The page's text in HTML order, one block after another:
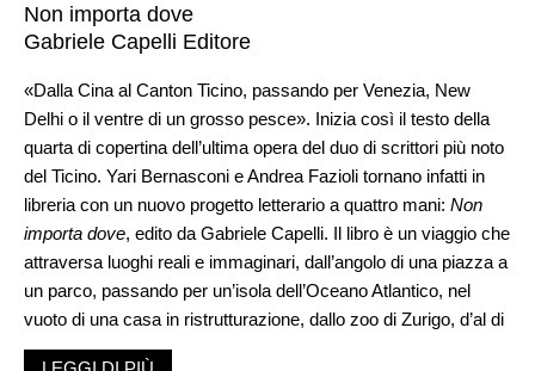
Non importa dove
Gabriele Capelli Editore
«Dalla Cina al Canton Ticino, passando per Venezia, New
Delhi o il ventre di un grosso pesce». Inizia così il testo della
quarta di copertina dell’ultima opera del duo di scrittori più noto
del Ticino. Yari Bernasconi e Andrea Fazioli tornano infatti in
libreria con un nuovo progetto letterario a quattro mani: Non
importa dove, edito da Gabriele Capelli. Il libro è un viaggio che
attraversa luoghi reali e immaginari, dall’angolo di una piazza a
un parco, passando per un’isola dell’Oceano Atlantico, nel
vuoto di una casa in ristrutturazione, dallo zoo di Zurigo, d’al di
là di uno specchio, «Sai che questo terreno (che attraversi col